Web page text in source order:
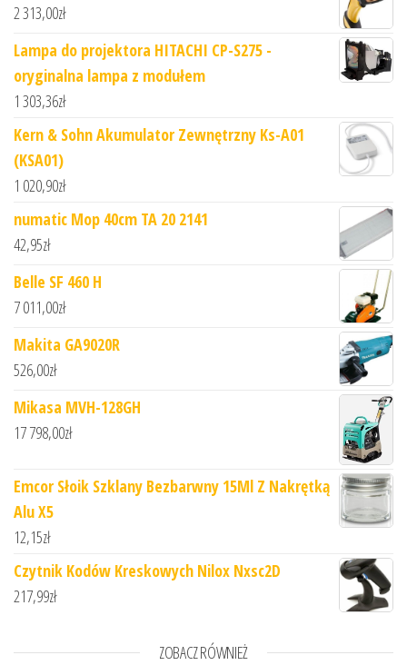
2 313,00zł
Lampa do projektora HITACHI CP-S275 -
oryginalna lampa z modułem
1 303,36zł
Kern & Sohn Akumulator Zewnętrzny Ks-A01
(KSA01)
1 020,90zł
numatic Mop 40cm TA 20 2141
42,95zł
Belle SF 460 H
7 011,00zł
Makita GA9020R
526,00zł
Mikasa MVH-128GH
17 798,00zł
Emcor Słoik Szklany Bezbarwny 15Ml Z Nakrętką
Alu X5
12,15zł
Czytnik Kodów Kreskowych Nilox Nxsc2D
217,99zł
ZOBACZ RÓWNIEŻ